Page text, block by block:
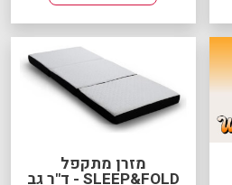
מזרן מתקפל
SLEEP&FOLD - ד"ר גב